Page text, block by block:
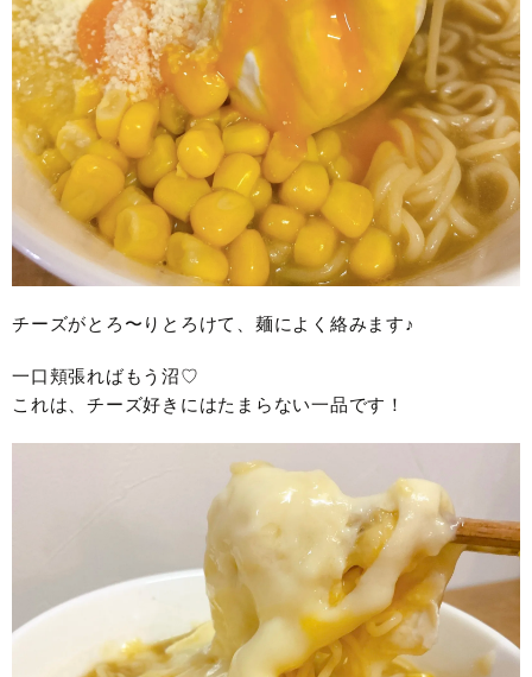
チーズがとろ〜りとろけて、麺によく絡みます♪
一口頬張ればもう沼♡
これは、チーズ好きにはたまらない一品です！